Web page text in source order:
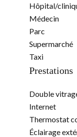
Hôpital/
Médecin
Parc
Supermarché
Taxi
Prestations
Double
Internet
Thermostat
Éclairage